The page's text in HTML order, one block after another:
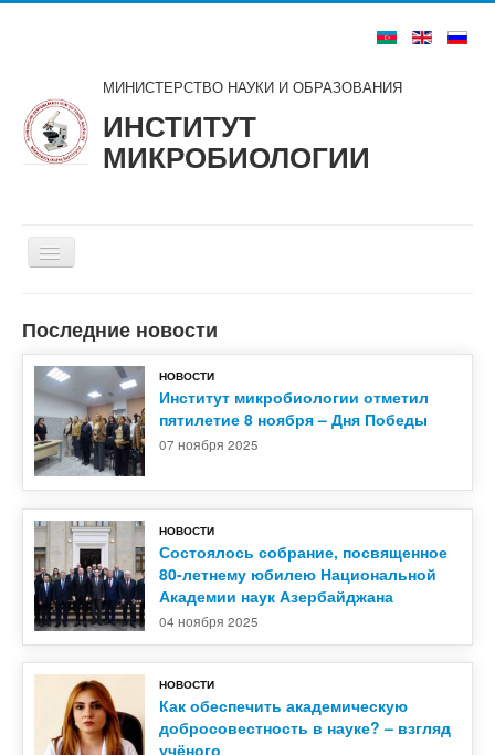
МИНИСТЕРСТВО НАУКИ И ОБРАЗОВАНИЯ
ИНСТИТУТ
МИКРОБИОЛОГИИ
Включить/
выключить
О нас
Структура
Советы и комитеты
Ученые и специалисты
Публикации
Контакты
Последние новости
НОВОСТИ
Институт микробиологии отметил
пятилетие 8 ноября – Дня Победы
07 ноября 2025
НОВОСТИ
Состоялось собрание, посвященное
80-летнему юбилею Национальной
Академии наук Азербайджана
04 ноября 2025
НОВОСТИ
Как обеспечить академическую
добросовестность в науке? – взгляд
учёного